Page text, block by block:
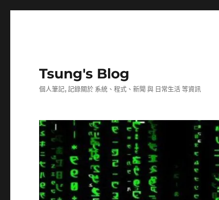
Tsung's Blog
個人筆記, 記錄關於 系統、程式、新聞 與 日常生活 等資訊